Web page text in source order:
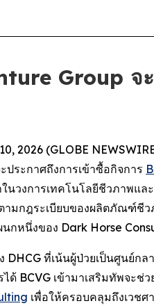
Group จ
2026 (GLOBE
ระกาศถึงการเข้าซื้อกิจการ
นวงการเทคโนโลยีชีวภาพ
มกฎระเบียบของผลิตภัณฑ์
กหนึ่งของ Dark Horse
ที่เน้นผู้ป่วยเป็นศูนย์
ด้ BCVG เข้ามาเสริมทัพจ
เพื่อให้ครอบคลุมถึงเวช